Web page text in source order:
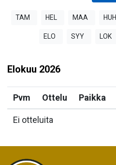
TAM HEL MAA HUH
ELO SYY LOK
Elokuu 2026
Pvm Ottelu Paikka
Ei otteluita